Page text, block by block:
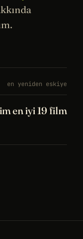
en yeniden eskiye
en iyi 19 film